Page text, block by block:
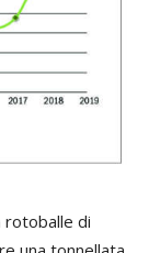
rotoballe di